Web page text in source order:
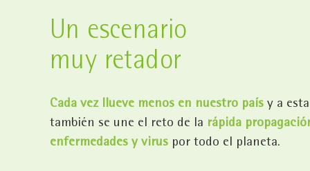
Un escenario
muy retador
Cada vez llueve menos en nuestro país y a
también se une el reto de la rápida
enfermedades y virus por todo el planeta.